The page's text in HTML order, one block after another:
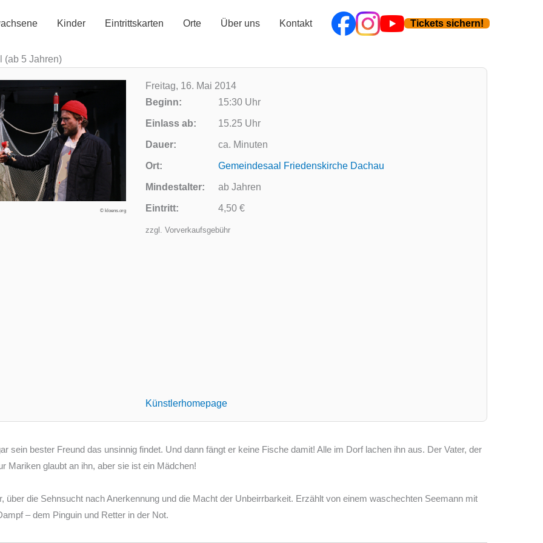
Kinder Eintrittskarten Orte Über uns Kontakt Tickets sichern!
(ab 5 Jahren)
© kloens.org
Freitag, 16. Mai 2014
Beginn:
15:30 Uhr
Einlass ab: 15.25 Uhr
Dauer: ca. Minuten
Ort: Gemeindesaal Friedenskirche Dachau
Mindestalter: ab Jahren
Eintritt: 4,50 €
zzgl. Vorverkaufsgebühr
Künstlerhomepage
sein bester Freund das unsinnig findet. Und dann fängt er keine Fische damit! Alle im Dorf lachen ihn aus. Der Vater, der
Mariken glaubt an ihn, aber sie ist ein Mädchen!
über die Sehnsucht nach Anerkennung und die Macht der Unbeirrbarkeit. Erzählt von einem waschechten Seemann mit
– dem Pinguin und Retter in der Not.